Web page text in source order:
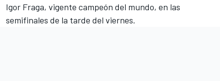
Igor Fraga, vigente campeón del mundo, en las
semifinales de la tarde del viernes.